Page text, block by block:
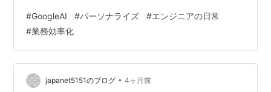
脈を学習し続ける「継続的なパートナー」へと進化して
います。本記事では、エンジニアが気になる同期仕様
や、プライバシー設定の裏側を徹底検証しました。
#GoogleAI #パーソナライズ #エンジニアの日常
#業務効率化
japanet5151のブログ • 4ヶ月前